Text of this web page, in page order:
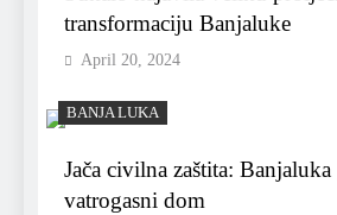
transformaciju Banjaluke
April 20, 2024
BANJA LUKA
Jača civilna zaštita:
vatrogasni dom